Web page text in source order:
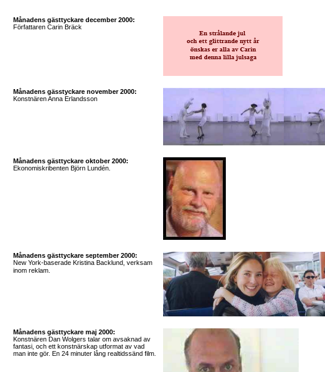
Månadens gästtyckare december 2000:
Författaren Carin Bräck
Månadens gässtyckare november 2000:
Konstnären Anna Erlandsson
Månadens gästtyckare oktober 2000:
Ekonomiskribenten Björn Lundén.
Månadens gästtyckare september 2000:
New York-baserade Kristina Backlund, verksam
inom reklam.
Månadens gästtyckare maj 2000:
Konstnären Dan Wolgers talar om avsaknad av
fantasi, och ett konstnärskap utformat av vad
man inte gör. En 24 minuter lång realtidssänd film.